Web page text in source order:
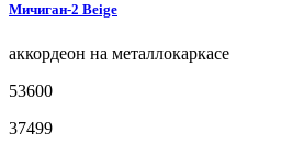
Мичиган-2 Beige
аккордеон на металлокаркасе
53600
37499